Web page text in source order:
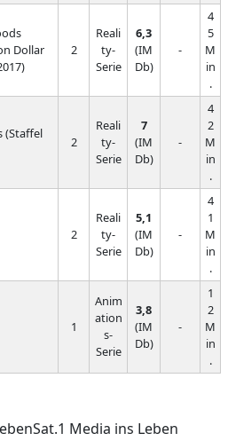
Dollar
2
Reali
ty-
Serie
6,3
(IM
Db)
-
4
5
M
in
.
(Staffel
2
Reali
ty-
Serie
7
(IM
Db)
-
4
2
M
in
.
2
Reali
ty-
Serie
5,1
(IM
Db)
-
4
1
M
in
.
1
Anim
ation
s-
Serie
3,8
(IM
Db)
-
1
2
M
in
.
Media ins Leben